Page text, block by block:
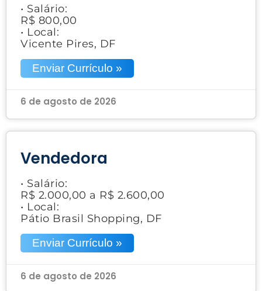
• Salário:
R$ 800,00
• Local:
Vicente Pires, DF
Enviar Currículo »
6 de agosto de 2026
Vendedora
• Salário:
R$ 2.000,00 a R$ 2.600,00
• Local:
Pátio Brasil Shopping, DF
Enviar Currículo »
6 de agosto de 2026